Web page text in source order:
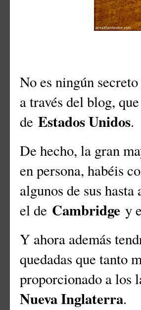
No es ningún
a través del blog, que
de Estados Unidos.
De hecho, la gran
en persona, habéis
algunos de sus
el de Cambridge y
Y ahora además
quedadas que tanto
proporcionado a los
Nueva Inglaterra.